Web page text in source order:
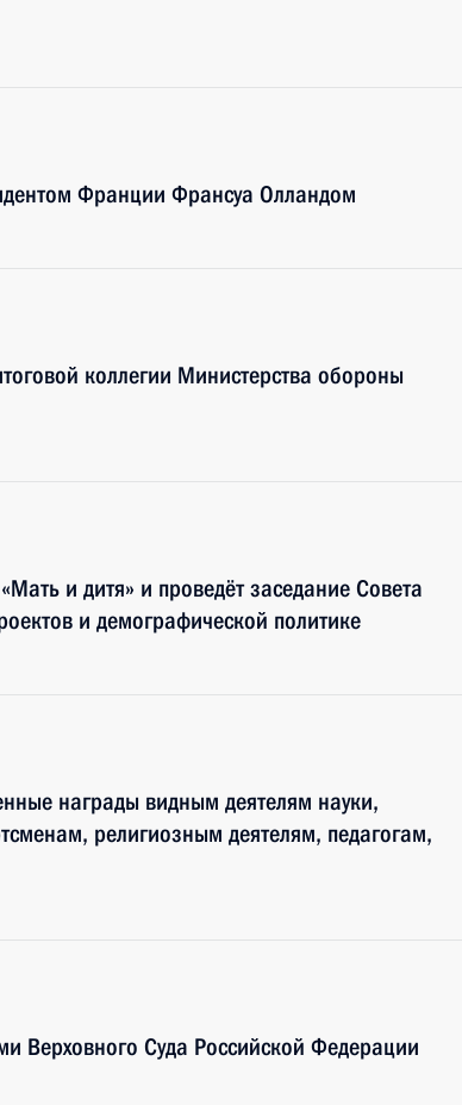
Франции Франсуа Олландом
коллегии Министерства обороны
и дитя» и проведёт заседание Совета
и демографической политике
награды видным деятелям науки,
религиозным деятелям, педагогам,
Верховного Суда Российской Федерации